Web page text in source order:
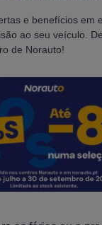
e benefícios em
ao seu veículo.
de Norauto!